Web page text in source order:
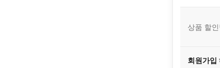
상품 할
회원가입